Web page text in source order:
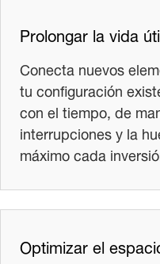
Prolongar la vida
Conecta nuevos
tu configuración
con el tiempo, de
interrupciones y la
máximo cada
Optimizar el